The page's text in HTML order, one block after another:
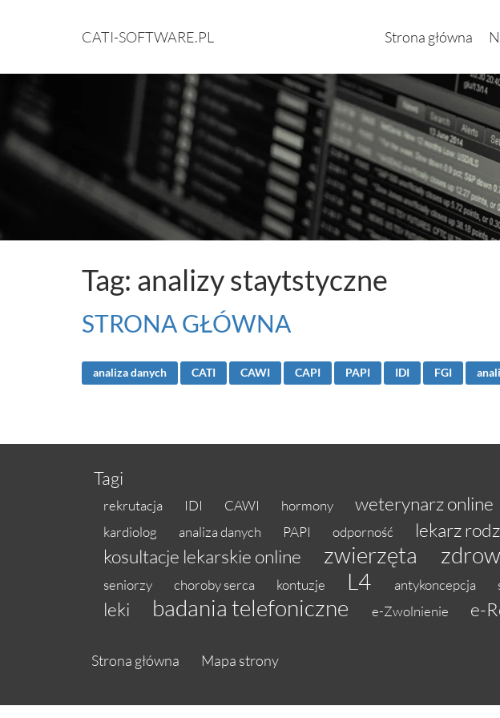
CATI-SOFTWARE.PL Strona główna
Tag: analizy staytstyczne
STRONA GŁÓWNA
analiza danych CATI CAWI CAPI PAPI IDI FGI
Tagi
rekrutacja IDI CAWI hormony weterynarz online
kardiolog analiza danych PAPI odporność lekarz
kosultacje lekarskie online zwierzęta
seniorzy
choroby serca kontuzje L4 antykoncepcja
leki
badania telefoniczne e-Zwolnienie e-
Strona główna Mapa strony